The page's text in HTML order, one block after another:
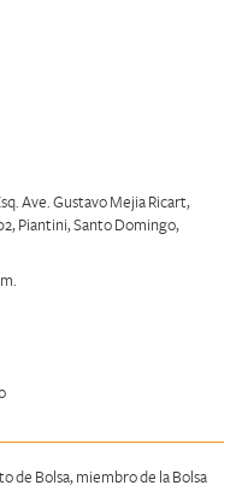
Ave. Gustavo Mejia Ricart,
Piantini, Santo Domingo,
de Bolsa, miembro de la Bolsa